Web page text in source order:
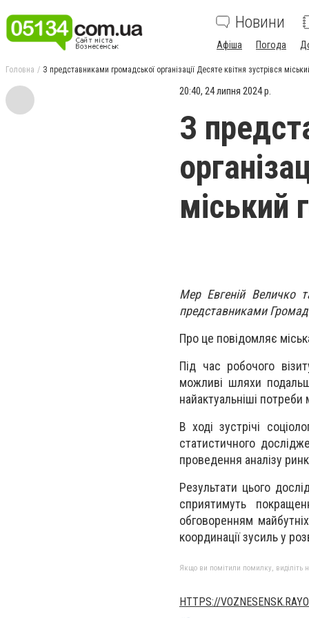
Новини
Афіша Погода
Головна З представниками громадської організації Десяте квітня зустрівся
20:40, 24 липня 2024 р.
З
міський
Мер Евгеній Величко
представниками
Про це повідомляє
Під час робочого
можливі шляхи
найактуальніші потреби
В ході зустрічі
статистичного
проведення аналізу
Результати цього
сприятимуть
обговоренням
координації зусиль у
Якщо ви помітили помилку, виділіть
HTTPS://